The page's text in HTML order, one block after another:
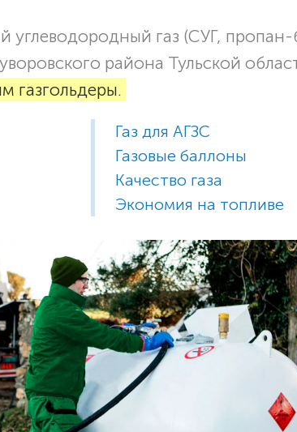
газ (СУГ, пропан-
района Тульской
газгольдеры.
Газ для АГЗС
Газовые баллоны
Качество газа
Экономия на топливе